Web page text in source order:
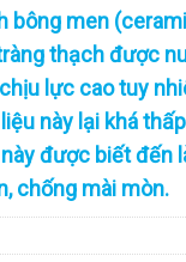
bông men
thạch được
lực cao tuy
này lại khá
được biết đến
chống mài mòn.